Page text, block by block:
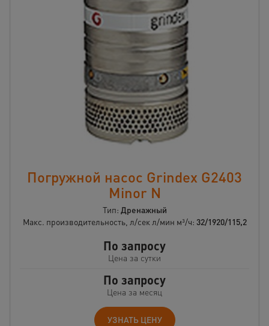
Погружной насос Grindex G2403
Minor N
Тип: Дренажный
Макс. производительность, л/сек л/мин м³/ч: 32/1920/115,2
По запросу
Цена за сутки
По запросу
Цена за месяц
УЗНАТЬ ЦЕНУ